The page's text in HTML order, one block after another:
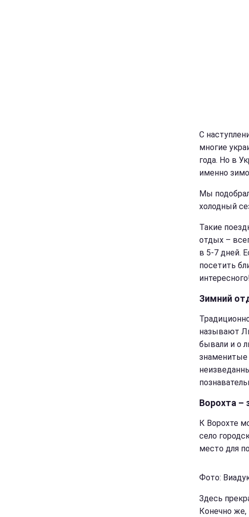
С
многие
года. Но в
именно
Мы
холодный
Такие
отдых –
в 5-7 дней.
посетить
Зимний
называют
бывали и о
знаменитые
Ворохта –
К Ворохте
село
место для
Фото:
Здесь
Конечно же,